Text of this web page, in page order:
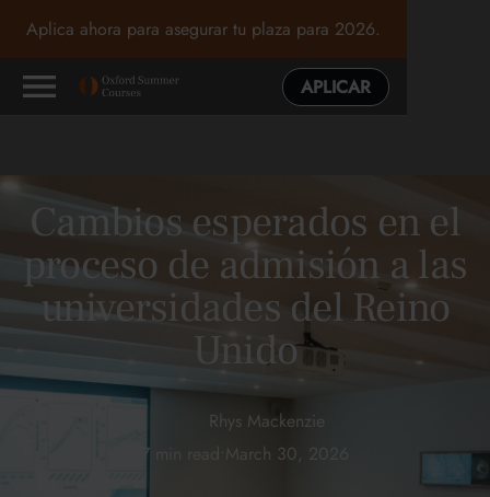
Aplica ahora para asegurar tu plaza para 2026.
APLICAR
Cambios esperados en el
proceso de admisión a las
universidades del Reino
Unido
Rhys Mackenzie
7 min read•March 30, 2026